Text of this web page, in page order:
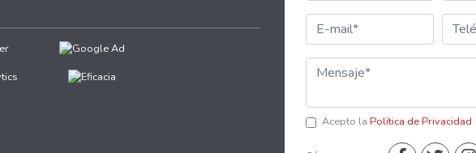
Acepto la Política de Privacidad